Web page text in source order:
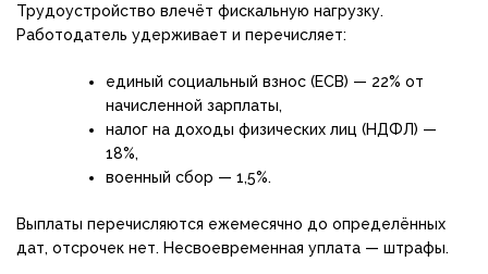
Трудоустройство влечёт фискальную нагрузку.
Работодатель удерживает и перечисляет:
единый социальный взнос (ЕСВ) — 22% от
начисленной зарплаты,
налог на доходы физических лиц (НДФЛ) —
18%,
военный сбор — 1,5%.
Выплаты перечисляются ежемесячно до определённых
дат, отсрочек нет. Несвоевременная уплата — штрафы.